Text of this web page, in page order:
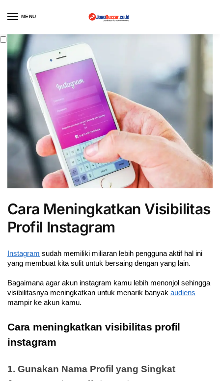
MENU
Cara Meningkatkan Visibilitas
Profil Instagram
Instagram sudah memiliki miliaran lebih pengguna aktif hal ini
yang membuat kita sulit untuk bersaing dengan yang lain.
Bagaimana agar akun instagram kamu lebih menonjol sehingga
visibilitasnya meningkatkan untuk menarik banyak audiens
mampir ke akun kamu.
Cara meningkatkan visibilitas profil
instagram
1. Gunakan Nama Profil yang Singkat